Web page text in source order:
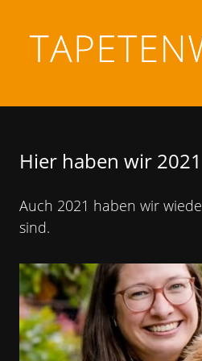
Hier haben wir
Auch 2021 haben wir
sind.